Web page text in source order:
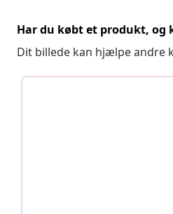
Har du købt et produkt, og
Dit billede kan hjælpe andre